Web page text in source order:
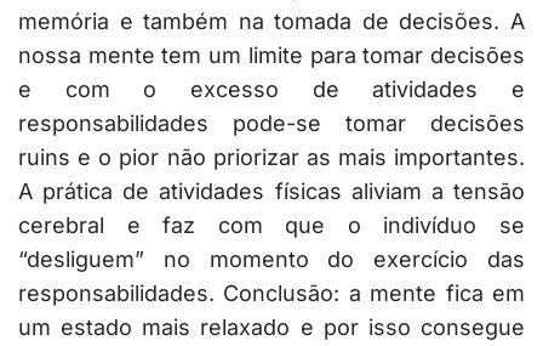
memória e também na tomada de decisões. A
nossa mente tem um limite para tomar decisões
e com o excesso de atividades e
responsabilidades pode-se tomar decisões
ruins e o pior não priorizar as mais importantes.
A prática de atividades físicas aliviam a tensão
cerebral e faz com que o indivíduo se
“desliguem” no momento do exercício das
responsabilidades. Conclusão: a mente fica em
um estado mais relaxado e por isso consegue